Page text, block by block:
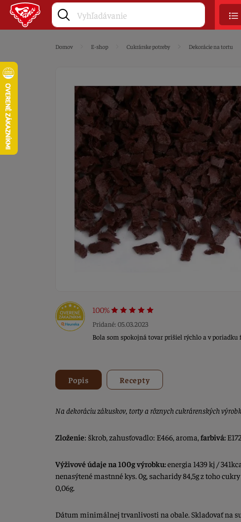
Domov E-shop Cukrárske potreby Dekorácie na tortu
100%
Pridané: 05.03.2023
Bola som spokojná tovar prišiel rýchlo a v
Popis Recepty
Na dekoráciu zákuskov, torty a rôznych cukrárenských
Zloženie: škrob, zahusťovadlo: E466, aroma, farbivá:
Výživové údaje na 100g výrobku:energia 1439 kj /
nenasýtené mastnné kys. 0g, sacharidy 84,5g z toho
0,06g.
Dátum minimálnej trvanlivosti na obale. Skladovať na